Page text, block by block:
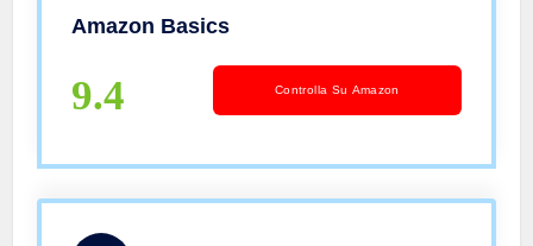
Amazon Basics
9.4 Controlla Su Amazon